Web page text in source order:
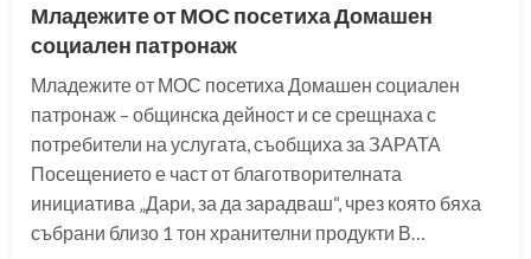
Младежите от МОС посетиха Домашен
социален патронаж
Младежите от МОС посетиха Домашен социален
патронаж – общинска дейност и се срещнаха с
потребители на услугата, съобщиха за ЗАРАТА
Посещението е част от благотворителната
инициатива „Дари, за да зарадваш“, чрез която бяха
събрани близо 1 тон хранителни продукти В…